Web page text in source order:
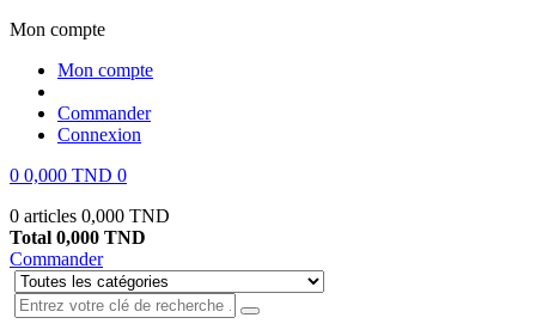
Mon compte
Mon compte
Commander
Connexion
0 0,000 TND 0
0 articles 0,000 TND
Total 0,000 TND
Commander